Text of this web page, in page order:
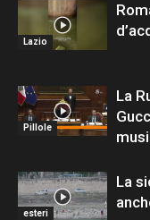
Lazio
Pillole
La
esteri
La